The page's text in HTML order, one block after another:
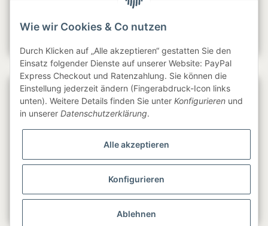
Gesetzliche Informationen
Wie wir Cookies & Co nutzen
Durch Klicken auf „Alle akzeptieren“ gestatten Sie den
Einsatz folgender Dienste auf unserer Website: PayPal
Express Checkout und Ratenzahlung. Sie können die
Einstellung jederzeit ändern (Fingerabdruck-Icon links
unten). Weitere Details finden Sie unter Konfigurieren und
in unserer Datenschutzerklärung.
Alle akzeptieren
Konfigurieren
Ablehnen